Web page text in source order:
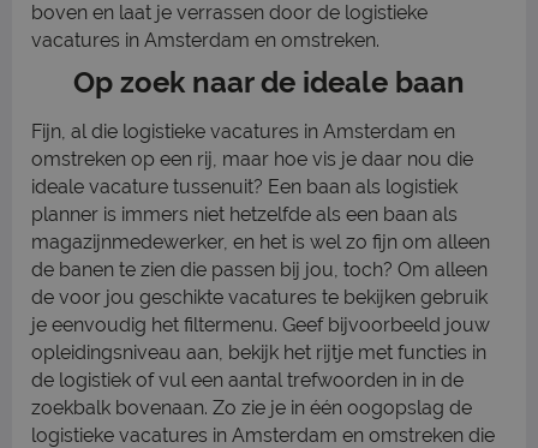
boven en laat je verrassen door de logistieke
vacatures in Amsterdam en omstreken.
Op zoek naar de ideale baan
Fijn, al die logistieke vacatures in Amsterdam en
omstreken op een rij, maar hoe vis je daar nou die
ideale vacature tussenuit? Een baan als logistiek
planner is immers niet hetzelfde als een baan als
magazijnmedewerker, en het is wel zo fijn om alleen
de banen te zien die passen bij jou, toch? Om alleen
de voor jou geschikte vacatures te bekijken gebruik
je eenvoudig het filtermenu. Geef bijvoorbeeld jouw
opleidingsniveau aan, bekijk het rijtje met functies in
de logistiek of vul een aantal trefwoorden in in de
zoekbalk bovenaan. Zo zie je in één oogopslag de
logistieke vacatures in Amsterdam en omstreken die